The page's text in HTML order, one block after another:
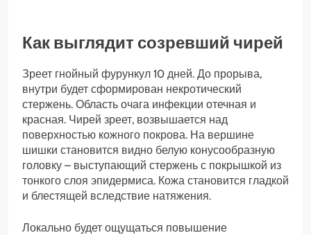
Как выглядит созревший чирей
Зреет гнойный фурункул 10 дней. До прорыва,
внутри будет сформирован некротический
стержень. Область очага инфекции отечная и
красная. Чирей зреет, возвышается над
поверхностью кожного покрова. На вершине
шишки становится видно белую конусообразную
головку – выступающий стержень с покрышкой из
тонкого слоя эпидермиса. Кожа становится гладкой
и блестящей вследствие натяжения.
Локально будет ощущаться повышение